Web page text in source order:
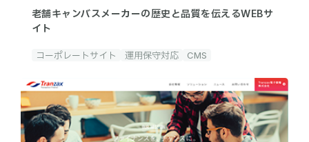
老舗キャンバスメーカーの歴史と品質を伝えるWEBサ
イト
コーポレートサイト 運用保守対応 CMS